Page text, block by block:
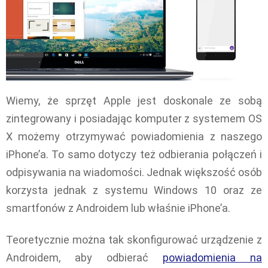
Wiemy, że sprzęt Apple jest doskonale ze sobą
zintegrowany i posiadając komputer z systemem OS
X możemy otrzymywać powiadomienia z naszego
iPhone’a. To samo dotyczy też odbierania połączeń i
odpisywania na wiadomości. Jednak większość osób
korzysta jednak z systemu Windows 10 oraz ze
smartfonów z Androidem lub właśnie iPhone’a.
Teoretycznie można tak skonfigurować urządzenie z
Androidem, aby odbierać powiadomienia na